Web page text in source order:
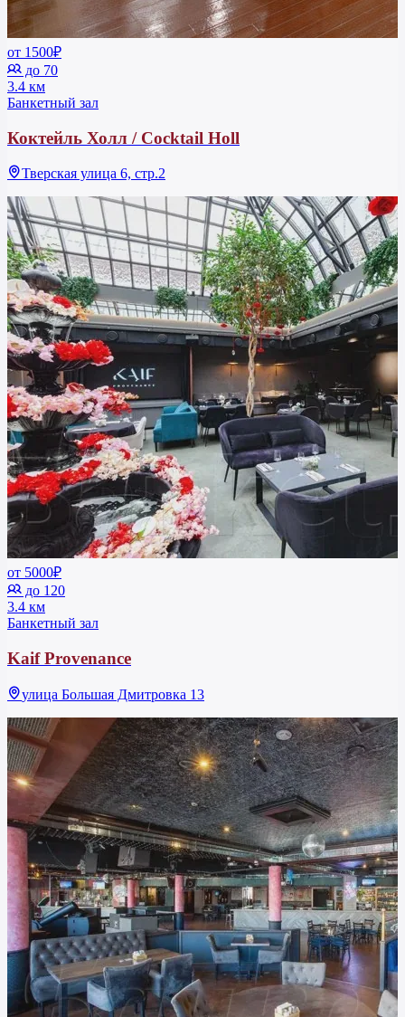
от 1500₽
до 70
3.4 км
Банкетный зал
Коктейль Холл / Cocktail Holl
Тверская улица 6, стр.2
от 5000₽
до 120
3.4 км
Банкетный зал
Kaif Provenance
улица Большая Дмитровка 13